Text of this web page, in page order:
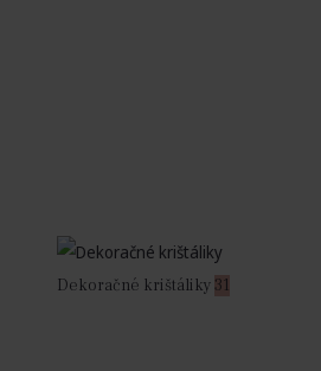
Dekoračné krištáliky 31